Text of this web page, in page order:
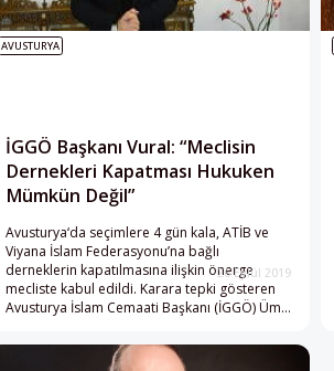
İGGÖ Başkanı Vural: “Meclisin
Dernekleri Kapatması Hukuken
Mümkün Değil”
Avusturya‘da seçimlere 4 gün kala, ATİB ve
Viyana İslam Federasyonu’na bağlı
derneklerin kapatılmasına ilişkin önerge
mecliste kabul edildi. Karara tepki gösteren
Avusturya İslam Cemaati Başkanı (İGGÖ) Ümit
yetkisinin bulunmadığını söyledi. “Meclisin
Dernekleri Kapatması Hukuken Mümkün
AVUSTURYA
26 Eylül 2019